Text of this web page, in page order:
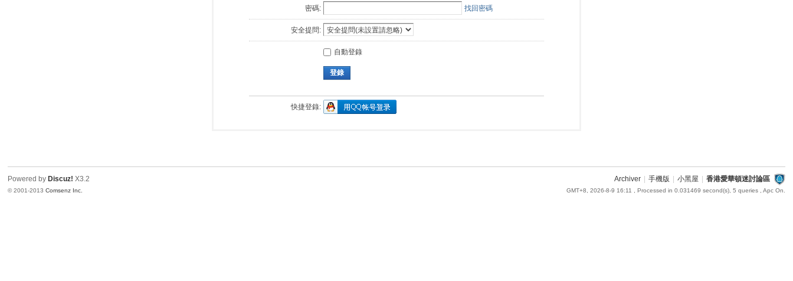
密碼: 找回密碼
安全提問:
自動登錄
登錄
快捷登錄:
Archiver 手機版 小黑屋 香港愛華頓迷討論區
GMT+8, 2026-8-9 16:11 , Processed in 0.031469 second(s), 5 queries , Apc On.
Powered by Discuz! X3.2
© 2001-2013Comsenz Inc.